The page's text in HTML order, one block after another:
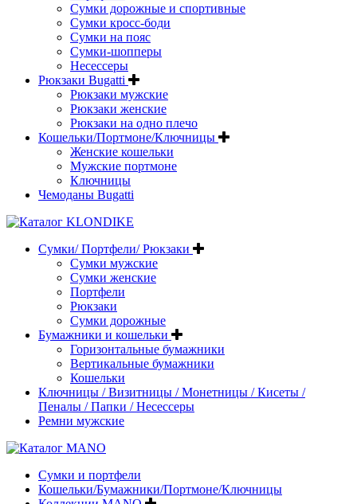
Сумки дорожные и спортивные
Сумки кросс-боди
Сумки на пояс
Сумки-шопперы
Несессеры
Рюкзаки Bugatti
Рюкзаки мужские
Рюкзаки женские
Рюкзаки на одно плечо
Кошельки/Портмоне/Ключницы
Женские кошельки
Мужские портмоне
Ключницы
Чемоданы Bugatti
Сумки/ Портфели/ Рюкзаки
Сумки мужские
Сумки женские
Портфели
Рюкзаки
Сумки дорожные
Бумажники и кошельки
Горизонтальные бумажники
Вертикальные бумажники
Кошельки
Ключницы / Визитницы / Монетницы / Кисеты /
Пеналы / Папки / Несессеры
Ремни мужские
Сумки и портфели
Кошельки/Бумажники/Портмоне/Ключницы